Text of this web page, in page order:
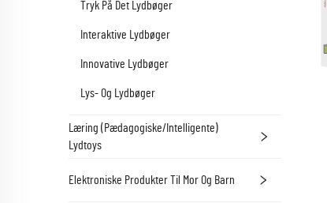
Tryk På Det Lydbøger
Interaktive Lydbøger
Innovative Lydbøger
Lys- Og Lydbøger
Læring (Pædagogiske/Intelligente)
Lydtoys
Elektroniske Produkter Til Mor Og Barn